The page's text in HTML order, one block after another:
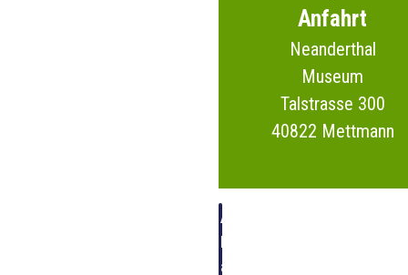
Anfahrt
Neanderthal
Museum
Talstrasse 300
40822 Mettmann
Alle
Besuchsinfos
auf